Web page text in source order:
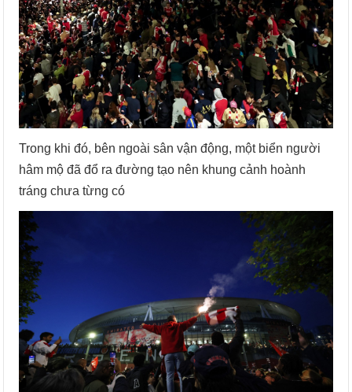
Trong khi đó, bên ngoài sân vận động, một biển người
hâm mộ đã đổ ra đường tạo nên khung cảnh hoành
tráng chưa từng có